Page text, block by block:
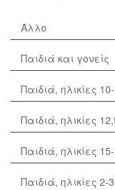
Άλλο
Παιδιά και γονείς
Παιδιά, ηλικίες
Παιδιά, ηλικίες
Παιδιά, ηλικίες
Παιδιά, ηλικίες 2-